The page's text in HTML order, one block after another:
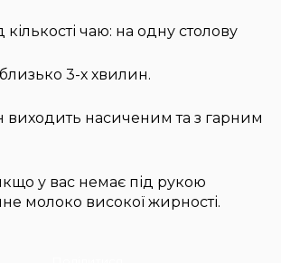
чаю: на одну столову
3-х хвилин.
виходить насиченим та з гарним
у вас немає під рукою
молоко високої жирності.